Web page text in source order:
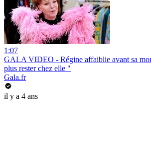
1:07
GALA VIDEO - Régine affaiblie avant sa
plus rester chez elle "
Gala.fr
il y a 4 ans